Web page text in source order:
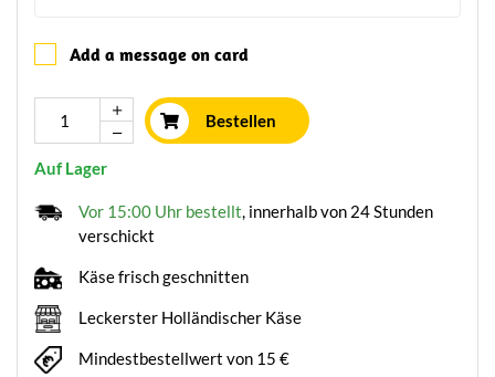
Add a message on card
Bestellen
Auf Lager
Vor 15:00 Uhr bestellt, innerhalb von 24 Stunden
verschickt
Käse frisch geschnitten
Leckerster Holländischer Käse
Mindestbestellwert von 15 €